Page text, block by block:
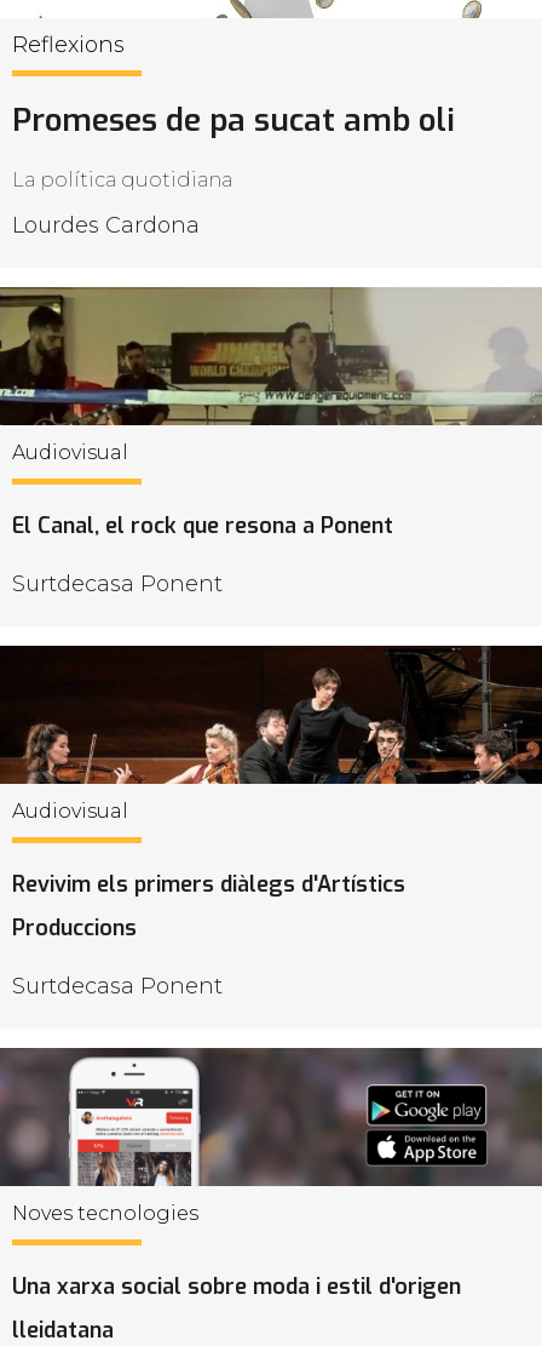
Reflexions
Promeses de pa sucat amb oli
La política quotidiana
Lourdes Cardona
Audiovisual
El Canal, el rock que resona a Ponent
Surtdecasa Ponent
Audiovisual
Revivim els primers diàlegs d'Artístics
Produccions
Surtdecasa Ponent
Noves tecnologies
Una xarxa social sobre moda i estil d'origen
lleidatana